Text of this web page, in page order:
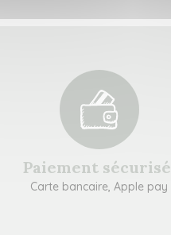
Paiement sécurisé
Carte bancaire, Apple pay